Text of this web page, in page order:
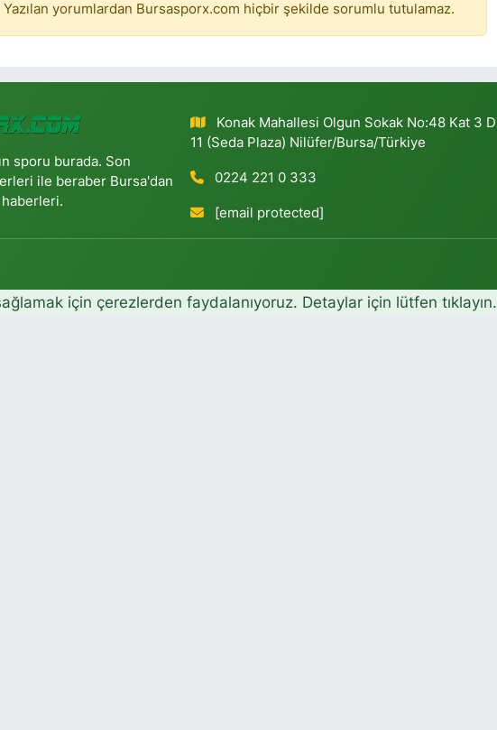
yorumlardan Bursasporx.com hiçbir şekilde sorumlu tutulamaz.
sporu burada. Son
ile beraber Bursa'dan
haberleri.
Konak Mahallesi Olgun Sokak No:48 Kat 3 D
11 (Seda Plaza) Nilüfer/Bursa/Türkiye
0224 221 0 333
[email protected]
için çerezlerden faydalanıyoruz. Detaylar için lütfen tıklayın.